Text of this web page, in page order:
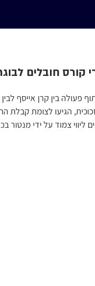
קורס חובלים
פעולה בין קרן אייסף
הגיעו לצומת קבלת
ליווי צמוד על ידי